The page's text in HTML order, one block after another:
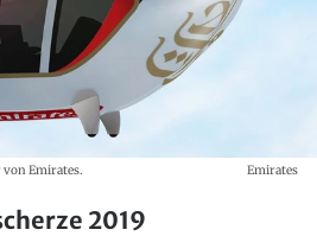
Emirates.
Emirates
2019